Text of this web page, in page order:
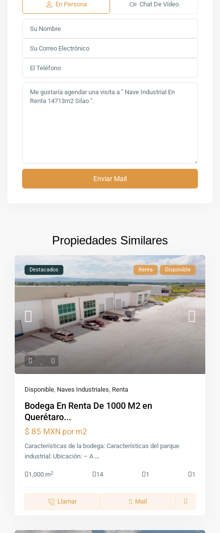
En Persona Chat De Vídeo
Propiedades Similares
Destacados Renta Disponible
Disponible, Naves Industriales, Renta
Bodega En Renta De 1000 M2 en
Querétaro...
$ 85 MXN por m2
Características de la bodega: Características del parque
industrial: Ubicación: – A ...
1,000 m2 14 1 1
Llamar Mail